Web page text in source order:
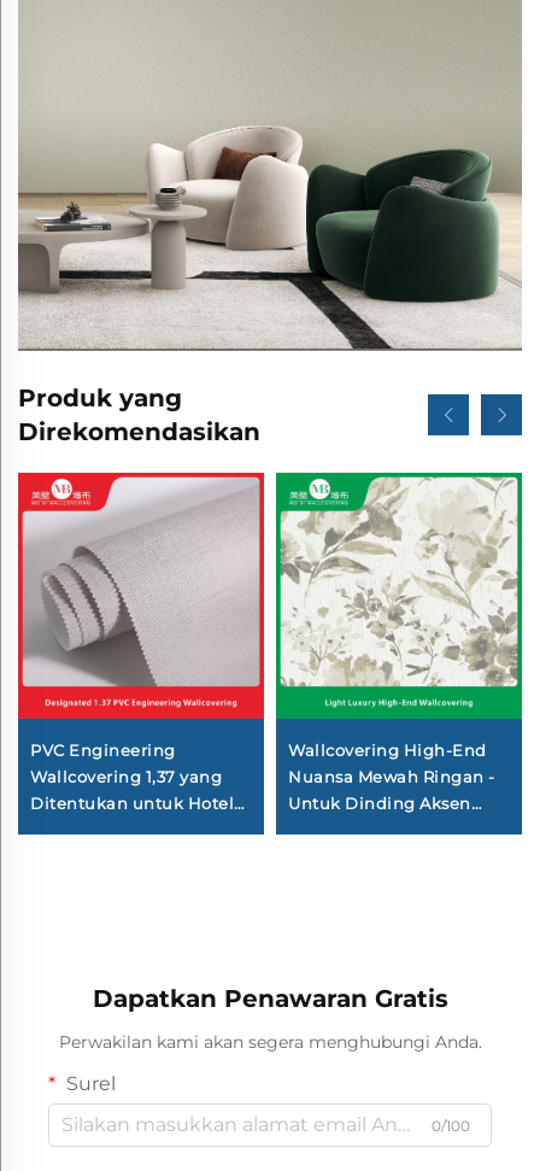
Produk yang
Direkomendasikan
PVC Engineering
Wallcovering 1,37 yang
Ditentukan untuk Hotel
Wallcovering High-End
Nuansa Mewah Ringan -
Untuk Dinding Aksen
Dapatkan Penawaran Gratis
Perwakilan kami akan segera menghubungi Anda.
Surel
0/100